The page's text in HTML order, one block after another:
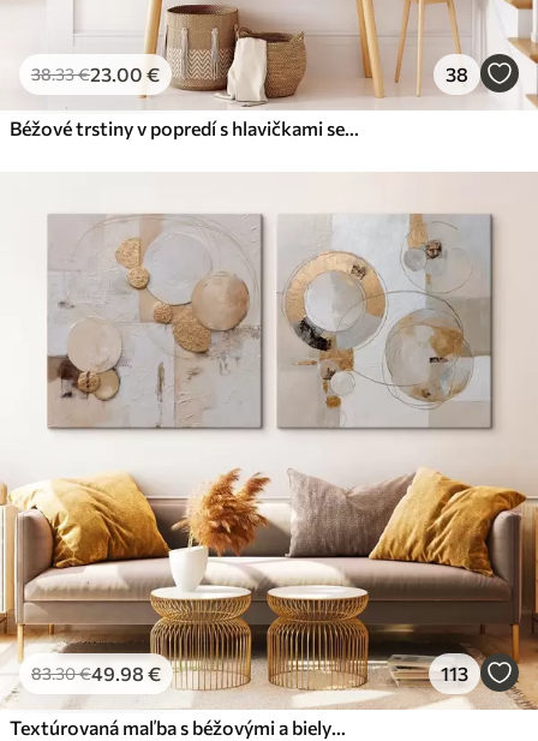
38.33€23.00 € 38
Béžové trstiny v popredí s hlavičkami semien, mäkké a jemné , rozmazané pozadie a svetlá obloha
83.30€49.98 € 113
Textúrovaná maľba s béžovými a bielymi tvarmi